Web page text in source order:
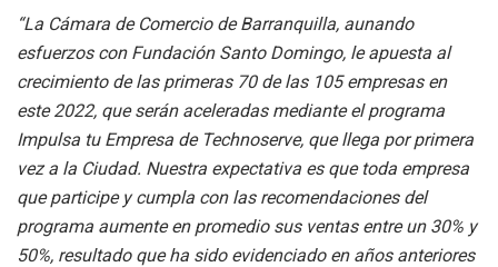
“La Cámara de Comercio de Barranquilla, aunando
esfuerzos con Fundación Santo Domingo, le apuesta al
crecimiento de las primeras 70 de las 105 empresas en
este 2022, que serán aceleradas mediante el programa
Impulsa tu Empresa de Technoserve, que llega por primera
vez a la Ciudad. Nuestra expectativa es que toda empresa
que participe y cumpla con las recomendaciones del
programa aumente en promedio sus ventas entre un 30% y
50%, resultado que ha sido evidenciado en años anteriores